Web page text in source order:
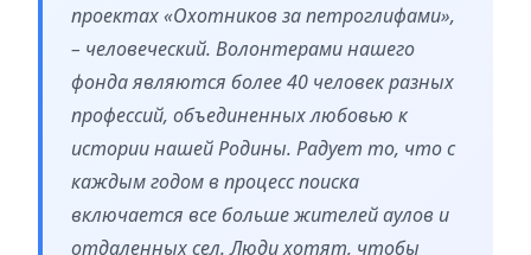
проектах «Охотников за петроглифами»,
– человеческий. Волонтерами нашего
фонда являются более 40 человек разных
профессий, объединенных любовью к
истории нашей Родины. Радует то, что с
каждым годом в процесс поиска
включается все больше жителей аулов и
отдаленных сел. Люди хотят, чтобы